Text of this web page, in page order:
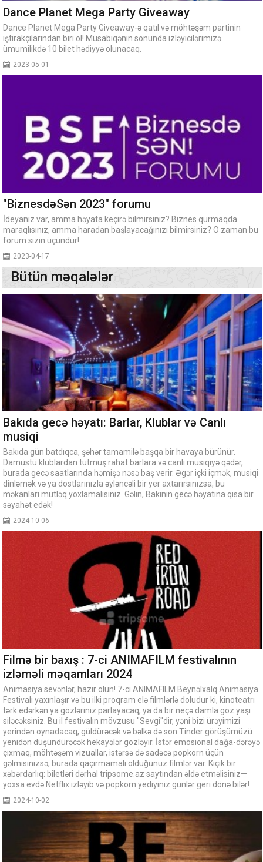
Dance Planet Mega Party Giveaway
Dance Planet Mega Party Giveaway-ə qatıl və möhtəşəm partinin
iştirakçılarından biri ol! Müsabiqənin sonunda izləyicilərimizə
ümumilikdə 10 bilet hədiyyə olunacaq.
2023-05-01
"BiznesdəSən 2023" forumu
İdeyanız var, amma həyata keçirə bilmirsiniz? Biznes qurmaqda
maraqlısınız, amma haradan başlayacağınızı bilmirsiniz? O zaman bu
forum sizin üçündür!
2023-04-17
Bütün məqalələr
Bakıda gecə həyatı: Barlar, Klublar və Canlı
musiqi
Bakıda gün batdıqca, şəhər tamamilə başqa bir havaya bürünür.
Damüstü klublardan tutmuş rahat barlara və canlı musiqiyə qədər,
burada gecə saatlarında həmişə nəsə baş verir. Əgər içki içmək, musiqi
dinləmək və ya dostlarınızla əyləncəli bir yer axtarırsınızsa, bu
məkanları mütləq yoxlamalısınız. Gəlin, Bakının gecə həyatına qısa bir
səyahət edək!
2024-10-06
Filmə bir baxış : 7-ci ANIMAFILM festivalının
izləməli məqamları 2024
Animasiya sevənlər, hazır olun! 7-ci ANIMAFILM Beynəlxalq Animasiya
Festivalı yaxınlaşır və bu ilki proqram elə filmlərlə doludur ki, kinoteatrı
tərk edərkən ya gözləriniz parlayacaq, ya da bir neçə damla göz yaşı
siləcəksiniz. Bu il festivalın mövzusu "Sevgi"dir, yəni bizi ürəyimizi
yerindən oynadacaq, güldürəcək və bəlkə də son Tinder görüşümüzü
yenidən düşündürəcək hekayələr gözləyir. İstər emosional dağa-dərəyə
çıxmaq, möhtəşəm vizuallar, istərsə də sadəcə popkorn üçün
gəlmisinizsə, burada qaçırmamalı olduğunuz filmlər var. Kiçik bir
xəbərdarlıq: biletləri dərhal tripsome.az saytından əldə etməlisiniz—
yoxsa evdə Netflix izləyib və popkorn yediyiniz günlər geri dönə bilər!
2024-10-02